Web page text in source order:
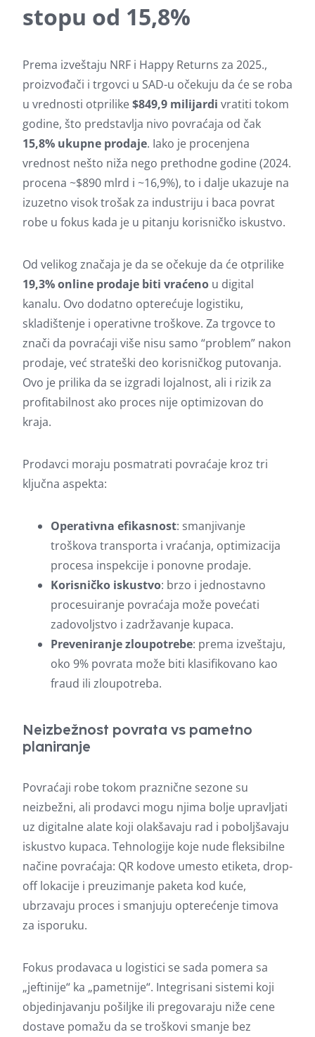
stopu od 15,8%
Prema izveštaju NRF i Happy Returns za 2025.,
proizvođači i trgovci u SAD-u očekuju da će se roba
u vrednosti otprilike$849,9 milijardi vratiti tokom
godine, što predstavlja nivo povraćaja od čak
15,8% ukupne prodaje. Iako je procenjena
vrednost nešto niža nego prethodne godine (2024.
procena ~$890 mlrd i ~16,9%), to i dalje ukazuje na
izuzetno visok trošak za industriju i baca povrat
robe u fokus kada je u pitanju korisničko iskustvo.
Od velikog značaja je da se očekuje da će otprilike
19,3% online prodaje biti vraćeno u digital
kanalu. Ovo dodatno opterećuje logistiku,
skladištenje i operativne troškove. Za trgovce to
znači da povraćaji više nisu samo “problem” nakon
prodaje, već strateški deo korisničkog putovanja.
Ovo je prilika da se izgradi lojalnost, ali i rizik za
profitabilnost ako proces nije optimizovan do
kraja.
Prodavci moraju posmatrati povraćaje kroz tri
ključna aspekta:
Operativna efikasnost: smanjivanje
troškova transporta i vraćanja, optimizacija
procesa inspekcije i ponovne prodaje.
Korisničko iskustvo: brzo i jednostavno
procesuiranje povraćaja može povećati
zadovoljstvo i zadržavanje kupaca.
Preveniranje zloupotrebe: prema izveštaju,
oko 9% povrata može biti klasifikovano kao
fraud ili zloupotreba.
Neizbežnost povrata vs pametno
planiranje
Povraćaji robe tokom praznične sezone su
neizbežni, ali prodavci mogu njima bolje upravljati
uz digitalne alate koji olakšavaju rad i poboljšavaju
iskustvo kupaca. Tehnologije koje nude fleksibilne
načine povraćaja: QR kodove umesto etiketa, drop-
off lokacije i preuzimanje paketa kod kuće,
ubrzavaju proces i smanjuju opterećenje timova
za isporuku.
Fokus prodavaca u logistici se sada pomera sa
„jeftinije“ ka „pametnije“. Integrisani sistemi koji
objedinjavanju pošiljke ili pregovaraju niže cene
dostave pomažu da se troškovi smanje bez